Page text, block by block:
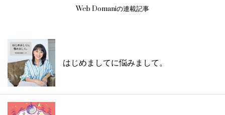
Web Domaniの連載記事
はじめましてに悩みまして。